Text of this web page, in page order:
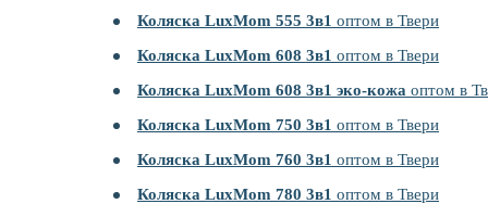
Коляска LuxMom 555 3в1 оптом в Твери
Коляска LuxMom 608 3в1 оптом в Твери
Коляска LuxMom 608 3в1 эко-кожа оптом в
Коляска LuxMom 750 3в1 оптом в Твери
Коляска LuxMom 760 3в1 оптом в Твери
Коляска LuxMom 780 3в1 оптом в Твери